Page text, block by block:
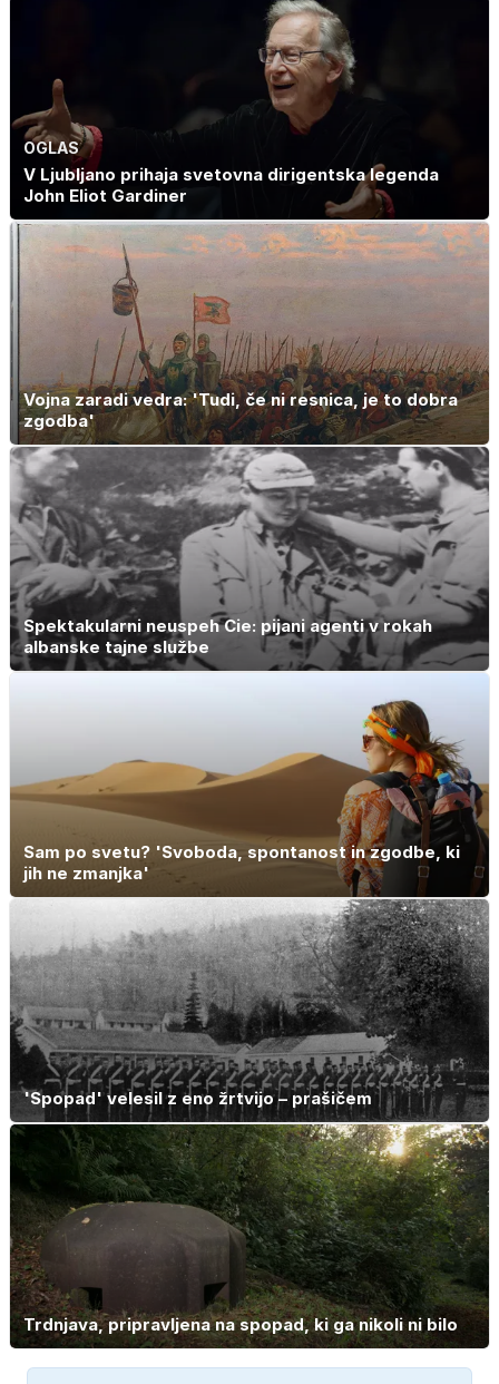
OGLAS
V Ljubljano prihaja svetovna dirigentska legenda
John Eliot Gardiner
Vojna zaradi vedra: 'Tudi, če ni resnica, je to dobra
zgodba'
Spektakularni neuspeh Cie: pijani agenti v rokah
albanske tajne službe
Sam po svetu? 'Svoboda, spontanost in zgodbe, ki
jih ne zmanjka'
'Spopad' velesil z eno žrtvijo – prašičem
Trdnjava, pripravljena na spopad, ki ga nikoli ni bilo